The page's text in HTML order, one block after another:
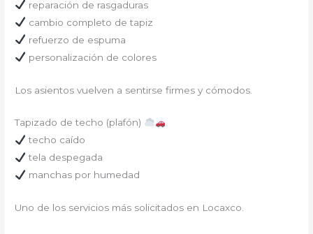
reparación de rasgaduras
cambio completo de tapiz
refuerzo de espuma
personalización de colores
Los asientos vuelven a sentirse firmes y cómodos.
Tapizado de techo (plafón)
techo caído
tela despegada
manchas por humedad
Uno de los servicios más solicitados en Locaxco.